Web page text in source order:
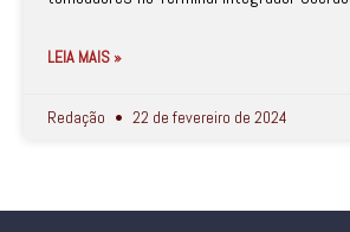
LEIA MAIS »
Redação 22 de fevereiro de 2024